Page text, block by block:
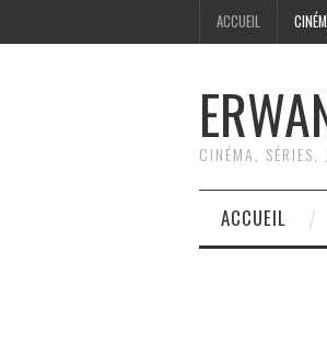
ACCUEIL
CINÉMA, SÉRIES,
ACCUEIL